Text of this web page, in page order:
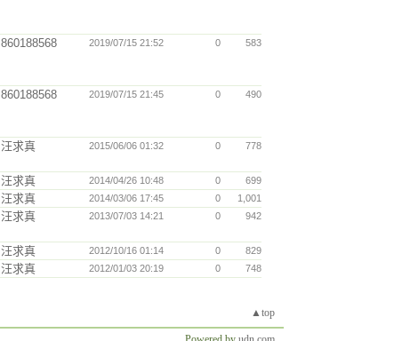
860188568 2019/07/15 21:52 0 583
860188568 2019/07/15 21:45 0 490
汪求真 2015/06/06 01:32 0 778
汪求真 2014/04/26 10:48 0 699
汪求真 2014/03/06 17:45 0 1,001
汪求真 2013/07/03 14:21 0 942
汪求真 2012/10/16 01:14 0 829
汪求真 2012/01/03 20:19 0 748
▲top